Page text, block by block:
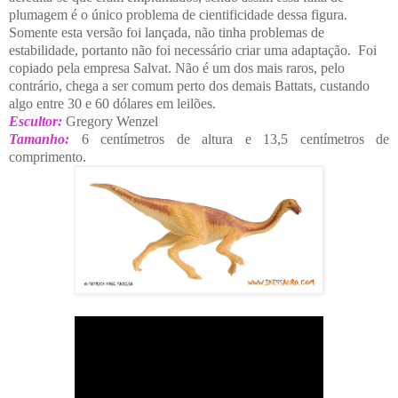
plumagem é o único problema de cientificidade dessa figura.
Somente esta versão foi lançada, não tinha problemas de
estabilidade, portanto não foi necessário criar uma adaptação. Foi
copiado pela empresa Salvat. Não é um dos mais raros, pelo
contrário, chega a ser comum perto dos demais Battats, custando
algo entre 30 e 60 dólares em leilões.
Escultor: Gregory Wenzel
Tamanho: 6 centímetros de altura e 13,5 centímetros de
comprimento.